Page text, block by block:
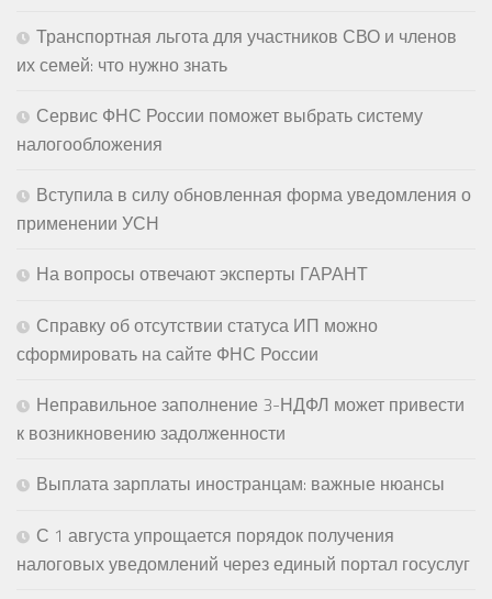
Транспортная льгота для участников СВО и членов
их семей: что нужно знать
Сервис ФНС России поможет выбрать систему
налогообложения
Вступила в силу обновленная форма уведомления о
применении УСН
На вопросы отвечают эксперты ГАРАНТ
Справку об отсутствии статуса ИП можно
сформировать на сайте ФНС России
Неправильное заполнение 3-НДФЛ может привести
к возникновению задолженности
Выплата зарплаты иностранцам: важные нюансы
С 1 августа упрощается порядок получения
налоговых уведомлений через единый портал госуслуг